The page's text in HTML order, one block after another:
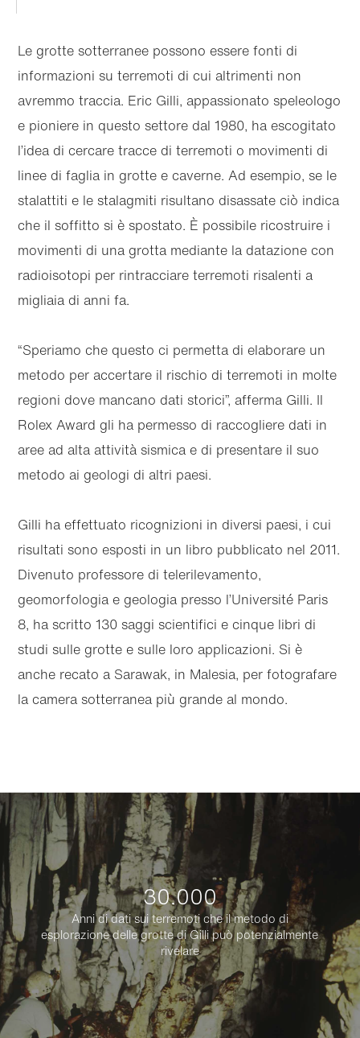
Le grotte sotterranee possono essere fonti di
informazioni su terremoti di cui altrimenti non
avremmo traccia. Eric Gilli, appassionato speleologo
e pioniere in questo settore dal 1980, ha escogitato
l’idea di cercare tracce di terremoti o movimenti di
linee di faglia in grotte e caverne. Ad esempio, se le
stalattiti e le stalagmiti risultano disassate ciò indica
che il soffitto si è spostato. È possibile ricostruire i
movimenti di una grotta mediante la datazione con
radioisotopi per rintracciare terremoti risalenti a
migliaia di anni fa.
“Speriamo che questo ci permetta di elaborare un
metodo per accertare il rischio di terremoti in molte
regioni dove mancano dati storici”, afferma Gilli. Il
Rolex Award gli ha permesso di raccogliere dati in
aree ad alta attività sismica e di presentare il suo
metodo ai geologi di altri paesi.
Gilli ha effettuato ricognizioni in diversi paesi, i cui
risultati sono esposti in un libro pubblicato nel 2011.
Divenuto professore di telerilevamento,
geomorfologia e geologia presso l’Université Paris
8, ha scritto 130 saggi scientifici e cinque libri di
studi sulle grotte e sulle loro applicazioni. Si è
anche recato a Sarawak, in Malesia, per fotografare
la camera sotterranea più grande al mondo.
30.000
Anni di dati sui terremoti che il metodo di
esplorazione delle grotte di Gilli può potenzialmente
rivelare